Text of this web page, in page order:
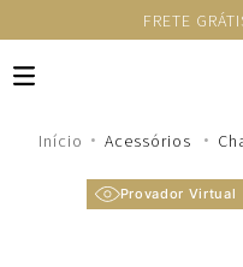
FRETE
Acessórios
Provador Virtual